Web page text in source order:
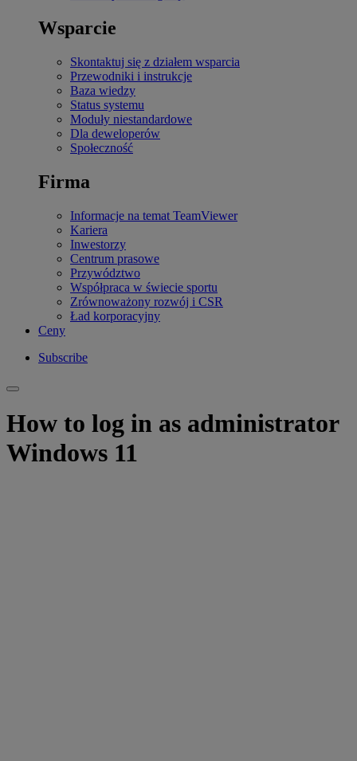
Wsparcie
Skontaktuj się z działem wsparcia
Przewodniki i instrukcje
Baza wiedzy
Status systemu
Moduły niestandardowe
Dla deweloperów
Społeczność
Firma
Informacje na temat TeamViewer
Kariera
Inwestorzy
Centrum prasowe
Przywództwo
Współpraca w świecie sportu
Zrównoważony rozwój i CSR
Ład korporacyjny
Ceny
Subscribe
How to log in as administrator
Windows 11